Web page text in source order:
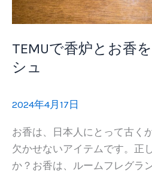
TEMUで香炉とお香
シュ
2024年4月17日
お香は、日本人にとって古く
欠かせないアイテムです。正
か？お香は、ルームフレグラ